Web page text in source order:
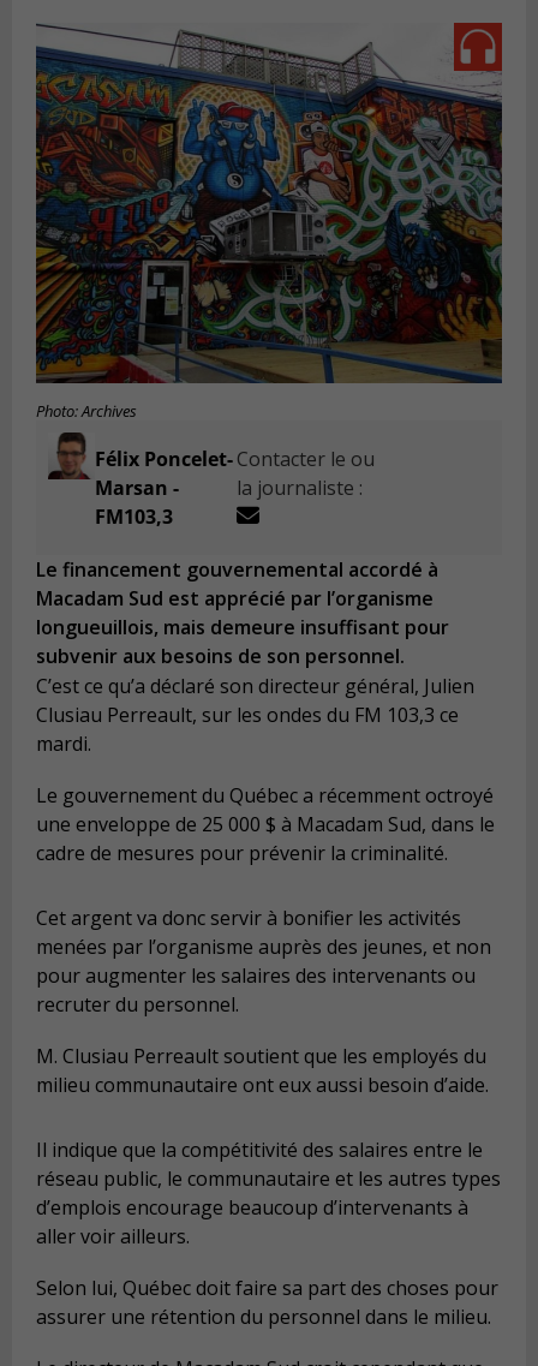
Photo: Archives
Félix Poncelet-
Marsan -
FM103,3
Contacter le ou
la journaliste :
Le financement gouvernemental accordé à
Macadam Sud est apprécié par l’organisme
longueuillois, mais demeure insuffisant pour
subvenir aux besoins de son personnel.
C’est ce qu’a déclaré son directeur général, Julien
Clusiau Perreault, sur les ondes du FM 103,3 ce
mardi.
Le gouvernement du Québec a récemment octroyé
une enveloppe de 25 000 $ à Macadam Sud, dans le
cadre de mesures pour prévenir la criminalité.
Cet argent va donc servir à bonifier les activités
menées par l’organisme auprès des jeunes, et non
pour augmenter les salaires des intervenants ou
recruter du personnel.
M. Clusiau Perreault soutient que les employés du
milieu communautaire ont eux aussi besoin d’aide.
Il indique que la compétitivité des salaires entre le
réseau public, le communautaire et les autres types
d’emplois encourage beaucoup d’intervenants à
aller voir ailleurs.
Selon lui, Québec doit faire sa part des choses pour
assurer une rétention du personnel dans le milieu.